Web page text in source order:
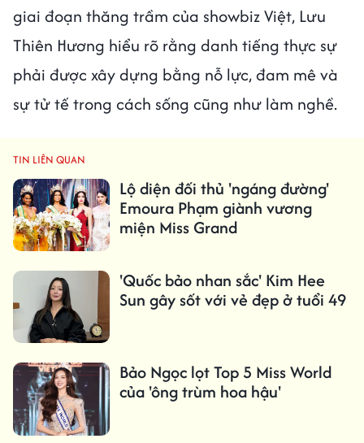
giai đoạn thăng trầm của showbiz Việt, Lưu
Thiên Hương hiểu rõ rằng danh tiếng thực sự
phải được xây dựng bằng nỗ lực, đam mê và
sự tử tế trong cách sống cũng như làm nghề.
TIN LIÊN QUAN
Lộ diện đối thủ 'ngáng đường'
Emoura Phạm giành vương
miện Miss Grand
'Quốc bảo nhan sắc' Kim Hee
Sun gây sốt với vẻ đẹp ở tuổi 49
Bảo Ngọc lọt Top 5 Miss World
của 'ông trùm hoa hậu'